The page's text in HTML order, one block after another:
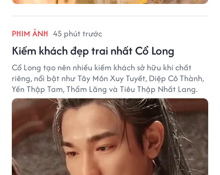
PHIM ẢNH 45 phút trước
Kiếm khách đẹp trai nhất Cổ Long
Cổ Long tạo nên nhiều kiếm khách sở hữu khí chất
riêng, nổi bật như Tây Môn Xuy Tuyết, Diệp Cô Thành,
Yến Thập Tam, Thẩm Lãng và Tiêu Thập Nhất Lang.